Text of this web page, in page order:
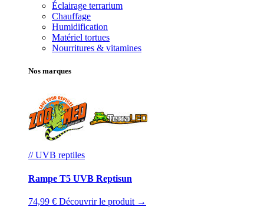
Éclairage terrarium
Chauffage
Humidification
Matériel tortues
Nourritures & vitamines
Nos marques
// UVB reptiles
Rampe T5 UVB Reptisun
74,99 € Découvrir le produit →